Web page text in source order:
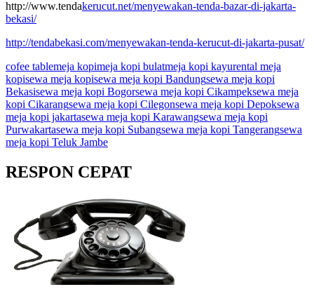
http://www.tendakerucut.net/menyewakan-tenda-bazar-di-jakarta-
bekasi/
http://tendabekasi.com/menyewakan-tenda-kerucut-di-jakarta-pusat/
cofee tablemeja kopimeja kopi bulatmeja kopi kayurental meja
kopisewa meja kopisewa meja kopi Bandungsewa meja kopi
Bekasisewa meja kopi Bogorsewa meja kopi Cikampeksewa meja
kopi Cikarangsewa meja kopi Cilegonsewa meja kopi Depoksewa
meja kopi jakartasewa meja kopi Karawangsewa meja kopi
Purwakartasewa meja kopi Subangsewa meja kopi Tangerangsewa
meja kopi Teluk Jambe
RESPON CEPAT